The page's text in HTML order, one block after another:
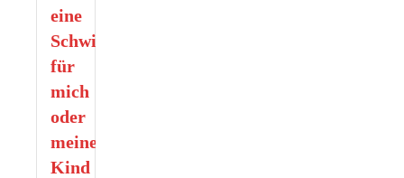
eine
Schwimmgruppe
für
mich
oder
meine
Kind